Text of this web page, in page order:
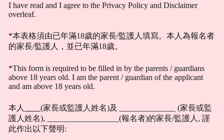
I have read and I agree to the Privacy Policy and Disclaimer
overleaf.
*本表格須由已年滿18歲的家長/監護人填寫。本人為報名者
的家長/監護人，並已年滿18歲。
*This form is required to be filled in by the parents / guardians
above 18 years old. I am the parent / guardian of the applicant
and am above 18 years old.
本人
(家長或監護人姓名)及 ______________ (家長或監
護人姓名), __________________(報名者)的家長/監護人, 謹
此作出以下聲明: